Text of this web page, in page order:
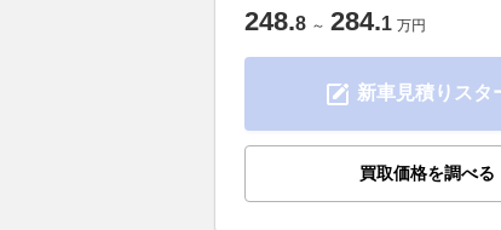
248.8 ～ 284.1 万円
新車見積りスタ
買取価格を調べる